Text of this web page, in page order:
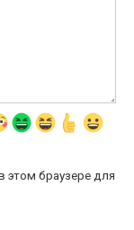
этом браузере для